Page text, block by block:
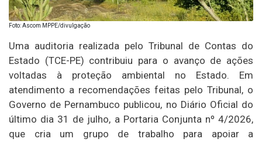
Foto: Ascom MPPE/divulgação
Uma auditoria realizada pelo Tribunal de Contas do
Estado (TCE-PE) contribuiu para o avanço de ações
voltadas à proteção ambiental no Estado. Em
atendimento a recomendações feitas pelo Tribunal, o
Governo de Pernambuco publicou, no Diário Oficial do
último dia 31 de julho, a Portaria Conjunta nº 4/2026,
que cria um grupo de trabalho para apoiar a